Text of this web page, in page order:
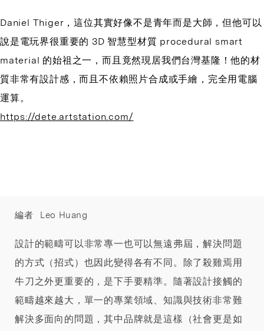
Daniel Thiger，這位其實好像不是青年而是大師，但他可以
說是電玩界很重要的 3D 智慧型材質 procedural smart
material 的始祖之一，而且竟然現居我們台灣基隆！他的材
質非常有設計感，而且不依賴照片合成或手繪，完全用電腦
運算。
https://dete.artstation.com/
編者 Leo Huang
設計的範疇可以非常專一也可以無遠弗屆，解決問題
的方式（招式）也因此變得各有不同。除了殺雞焉用
牛刀之外更重要的，是下手要精準。隨著設計接觸的
範疇越來越大，單一的專業領域、知識與技術非常難
解決多面向的問題，其中品牌就是這樣（社會更是如